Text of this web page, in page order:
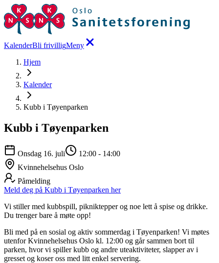
KalenderBli frivilligMeny
Hjem
Kalender
Kubb i Tøyenparken
Kubb i Tøyenparken
Onsdag 16. juli 12:00 - 14:00
Kvinnehelsehus Oslo
Påmelding
Meld deg på Kubb i Tøyenparken her
Vi stiller med kubbspill, pikniktepper og noe lett å spise og drikke.
Du trenger bare å møte opp!
Bli med på en sosial og aktiv sommerdag i Tøyenparken! Vi møtes
utenfor Kvinnehelsehus Oslo kl. 12:00 og går sammen bort til
parken, hvor vi spiller kubb og andre uteaktiviteter, slapper av i
gresset og koser oss med litt enkel servering.